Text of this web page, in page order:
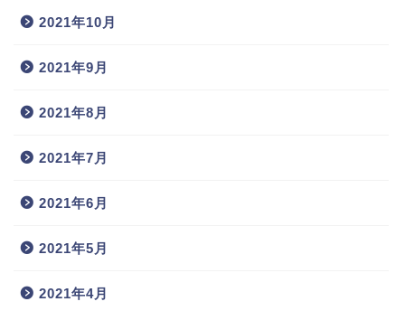
2021年10月
2021年9月
2021年8月
2021年7月
2021年6月
2021年5月
2021年4月